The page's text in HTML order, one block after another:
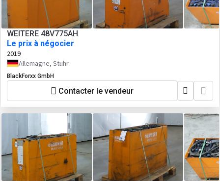
WEITERE 48V775AH
Le prix à négocier
2019
Allemagne, Stuhr
BlackForxx GmbH
Contacter le vendeur